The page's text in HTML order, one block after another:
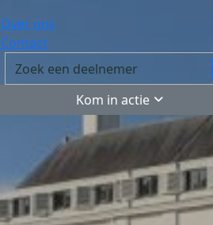
Over ons
Contact
Kom in actie